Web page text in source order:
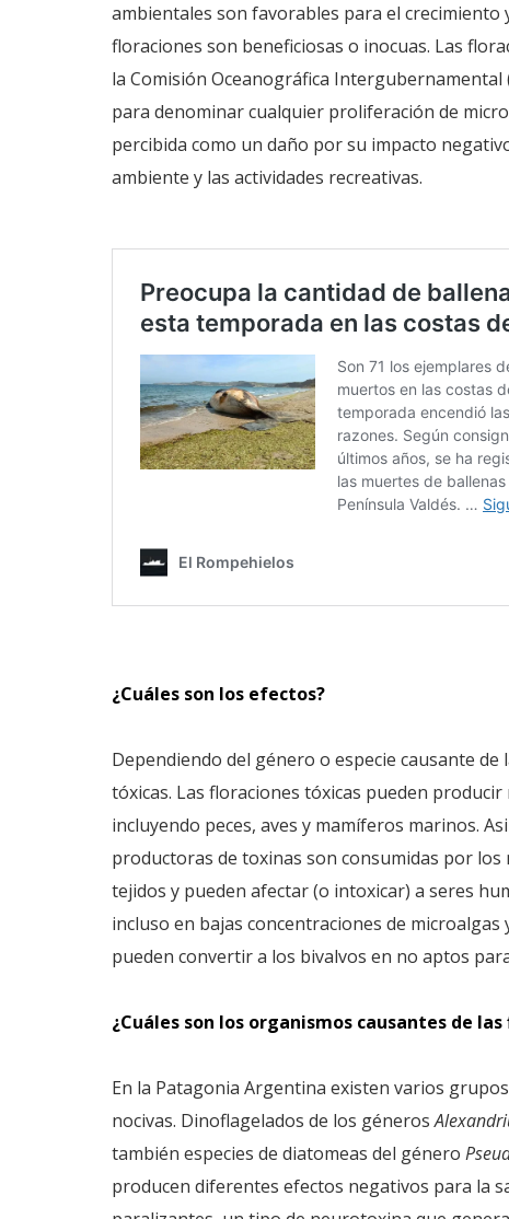
ambientales son favorables para el
floraciones son beneficiosas o inocuas. Las
la Comisión Oceanográfica Intergubernamental
para denominar cualquier proliferación de
percibida como un daño por su impacto
ambiente y las actividades recreativas.
¿Cuáles son los efectos?
Dependiendo del género o especie causante
tóxicas. Las floraciones tóxicas pueden
incluyendo peces, aves y mamíferos marinos.
productoras de toxinas son consumidas por
tejidos y pueden afectar (o intoxicar) a seres
incluso en bajas concentraciones de
pueden convertir a los bivalvos en no aptos
¿Cuáles son los organismos causantes de
En la Patagonia Argentina existen varios
nocivas. Dinoflagelados de los géneros
también especies de diatomeas del género
producen diferentes efectos negativos para la